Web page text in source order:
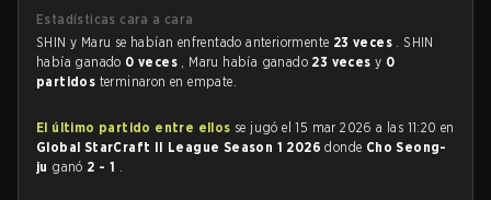
Estadísticas cara a cara
SHIN y Maru se habían enfrentado anteriormente 23 veces . SHIN
había ganado 0 veces , Maru había ganado 23 vecesy 0
partidos terminaron en empate.
El último partido entre ellos se jugó el 15 mar 2026 a las 11:20 en
Global StarCraft II League Season 1 2026donde Cho Seong-
ju ganó 2 - 1 .